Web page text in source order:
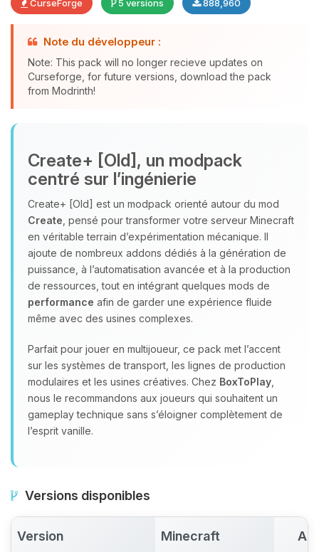
CurseForge 5 versions 888,960
Note du développeur :
Note: This pack will no longer recieve updates on
Curseforge, for future versions, download the pack
from Modrinth!
Create+ [Old], un modpack
centré sur l’ingénierie
Create+ [Old] est un modpack orienté autour du mod
Create , pensé pour transformer votre serveur Minecraft
en véritable terrain d’expérimentation mécanique. Il
ajoute de nombreux addons dédiés à la génération de
puissance, à l’automatisation avancée et à la production
de ressources, tout en intégrant quelques mods de
performance afin de garder une expérience fluide
même avec des usines complexes.
Parfait pour jouer en multijoueur, ce pack met l’accent
sur les systèmes de transport, les lignes de production
modulaires et les usines créatives. Chez BoxToPlay
nous le recommandons aux joueurs qui souhaitent un
gameplay technique sans s’éloigner complètement de
l’esprit vanille.
Versions disponibles
Version Minecraft
petits circuits pour t’aider.